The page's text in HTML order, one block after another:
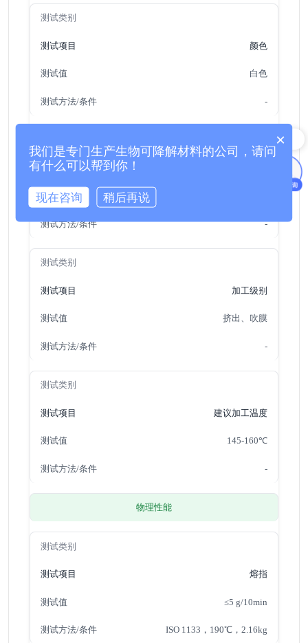
颜色
白色
-
-
加工级别
挤出、吹膜
-
建议加工温度
145-160℃
-
物理性能
熔指
≤5 g/10min
ISO 1133，190℃，2.16kg
工艺和传统材料有区别吗？
×
我们是专门生产生物可降解材料的公司，请问
有什么可以帮到你！
现在咨询 稍后再说